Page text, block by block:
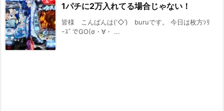
1パチに2万入れてる場合じゃない！
皆様 こんばんは(‘◇’)ゞburuです。 今日は枚方ｼﾘ
ｰｽﾞでGO(σ・∀・ ...